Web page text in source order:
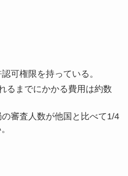
可権限を持っている。
るまでにかかる費用は約数
審査人数が他国と比べて1/4